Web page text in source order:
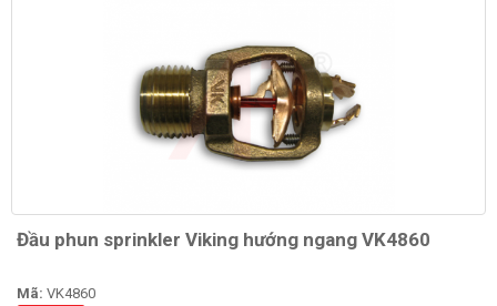
Đầu phun sprinkler Viking hướng ngang VK4860
Mã: VK4860